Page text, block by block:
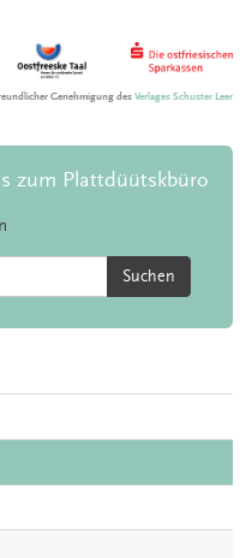
Genehmigung desVerlages Schuster Leer
zum Plattdüütskbüro
Suchen